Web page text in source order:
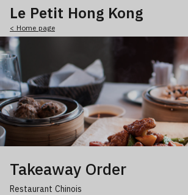
Le Petit Hong Kong
< Home page
Takeaway Order
Restaurant Chinois